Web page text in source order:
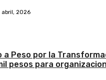
abril, 2026
a Peso por la
pesos para